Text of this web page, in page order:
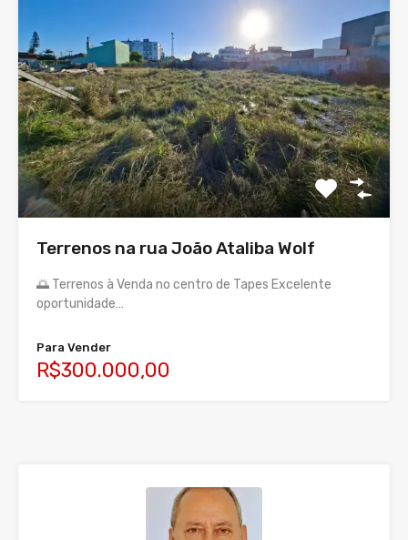
Terrenos na rua João Ataliba Wolf
🌅 Terrenos à Venda no centro de Tapes Excelente
oportunidade…
Para Vender
R$300.000,00